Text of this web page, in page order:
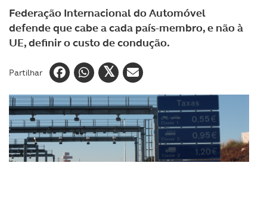
Federação Internacional do Automóvel
defende que cabe a cada país-membro, e não à
UE, definir o custo de condução.
Partilhar